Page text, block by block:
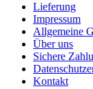
Lieferung
Impressum
Allgemeine
Über uns
Sichere
Kontakt